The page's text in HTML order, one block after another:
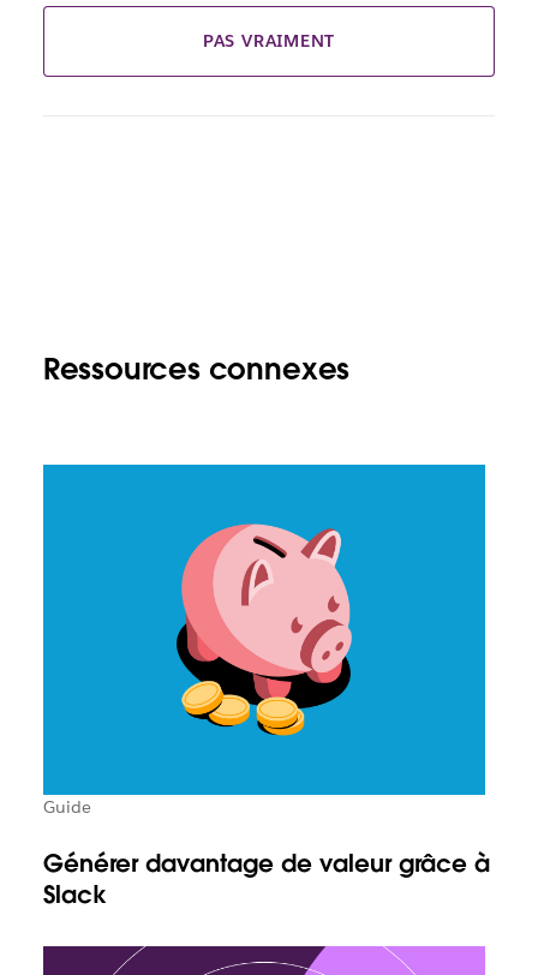
PAS VRAIMENT
Ressources connexes
Guide
Générer davantage de valeur grâce à
Slack